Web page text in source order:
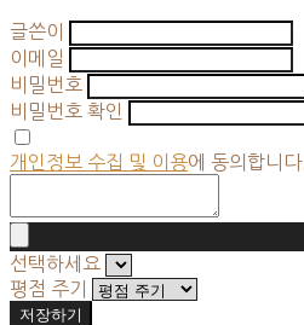
글쓴이
이메일
비밀번호
비밀번호 확인
개인정보 수집 및 이용에 동의합니다.
선택하세요
평점 주기
저장하기